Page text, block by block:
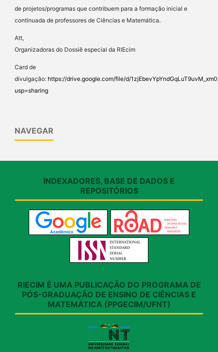
de projetos/programas que contribuem para a formação inicial e
continuada de professores de Ciências e Matemática.
Att,
Organizadoras do Dossiê especial da RIEcim
Card de
divulgação: https://drive.google.com/file/d/
usp=sharing
NAVEGAR
INDEXADORES, BASE DE DADOS E
REPOSITÓRIOS
RIECIM É UMA PUBLICAÇÃO DO PROGRAMA DE
PÓS-GRADUAÇÃO DE ENSINO DE CIÊNCIAS E
MATEMÁTICA (PPGECIM/UFNT)